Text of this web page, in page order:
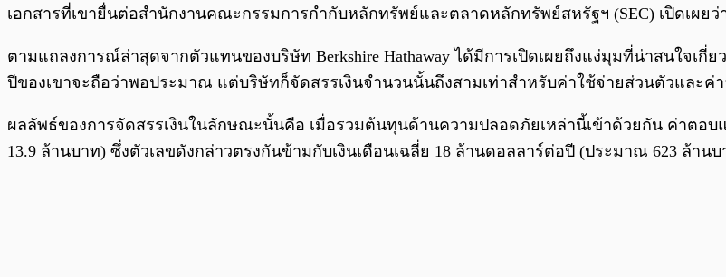
เอกสารที่เขายื่นต่อสำนักงานคณะกรรมการกำกับหลักทรัพย์และตลาดหลักทรัพย์สหรัฐฯ (SEC) เปิดเผยว่
ตามแถลงการณ์ล่าสุดจากตัวแทนของบริษัท Berkshire Hathaway ได้มีการเปิดเผยถึงแง่มุมที่น่าสนใจเกี่
ปีของเขาจะถือว่าพอประมาณ แต่บริษัทก็จัดสรรเงินจำนวนนั้นถึงสามเท่าสำหรับค่าใช้จ่ายส่วนตัวและค่
ผลลัพธ์ของการจัดสรรเงินในลักษณะนั้นคือ เมื่อรวมต้นทุนด้านความปลอดภัยเหล่านี้เข้าด้วยกัน ค่าตอบ
13.9 ล้านบาท) ซึ่งตัวเลขดังกล่าวตรงกันข้ามกับเงินเดือนเฉลี่ย 18 ล้านดอลลาร์ต่อปี (ประมาณ 623 ล้านบ